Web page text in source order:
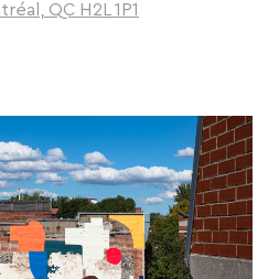
QC H2L 1P1